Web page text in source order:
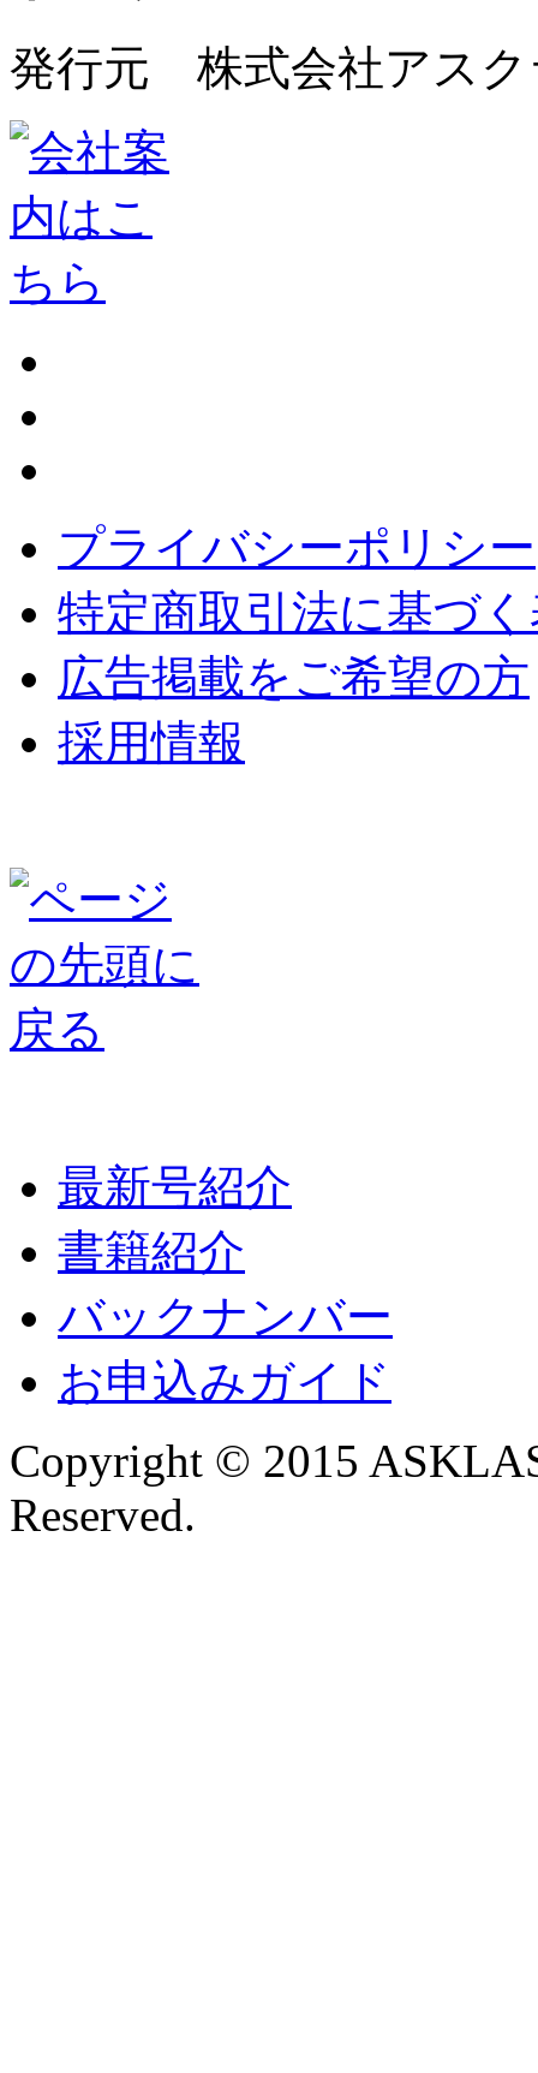
発行元 株式会社アスク
プライバシーポリシー
特定商取引法に基づ
広告掲載をご希望の方
採用情報
最新号紹介
書籍紹介
バックナンバー
お申込みガイド
Copyright © 2015
Reserved.